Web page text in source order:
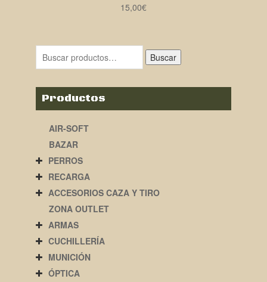
15,00€
Buscar
Productos
AIR-SOFT
BAZAR
PERROS
RECARGA
ACCESORIOS CAZA Y TIRO
ZONA OUTLET
ARMAS
CUCHILLERÍA
MUNICIÓN
ÓPTICA